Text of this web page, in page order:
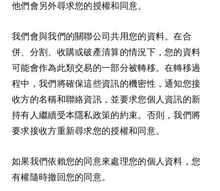
他們會另外尋求您的授權和同意。
我們會與我們的關聯公司共用您的資料。在合
併、分割、收購或破產清算的情況下，您的資料
可能會作為此類交易的一部分被轉移。在轉移過
程中，我們將確保這些資訊的機密性，通知您接
收方的名稱和聯絡資訊，並要求您個人資訊的新
持有人繼續受本隱私政策的約束。否則，我們將
要求接收方重新尋求您的授權和同意。
如果我們依賴您的同意來處理您的個人資料，您
有權隨時撤回您的同意。